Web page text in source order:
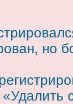
но